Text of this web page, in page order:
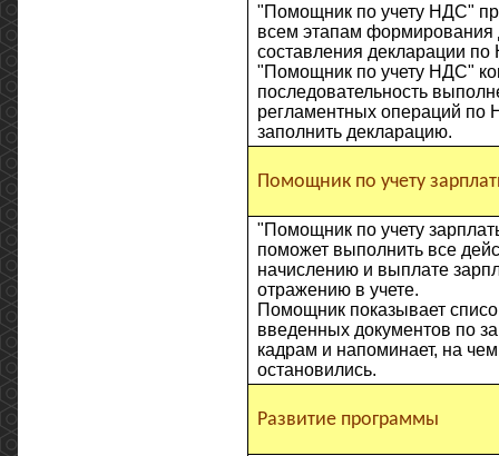
"Помощник по учету НДС"
всем этапам формирования
составления декларации
"Помощник по учету НДС"
последовательность
регламентных операций по
заполнить декларацию.
Помощник по учету
"Помощник по учету
поможет выполнить все
начислению и выплате
отражению в учете.
Помощник показывает
введенных документов по
кадрам и напоминает, на
остановились.
Развитие программы